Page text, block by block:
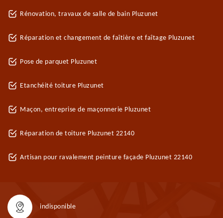
Rénovation, travaux de salle de bain Pluzunet
Réparation et changement de faîtière et faîtage Pluzunet
Pose de parquet Pluzunet
Etanchéité toiture Pluzunet
Maçon, entreprise de maçonnerie Pluzunet
Réparation de toiture Pluzunet 22140
Artisan pour ravalement peinture façade Pluzunet 22140
indisponible